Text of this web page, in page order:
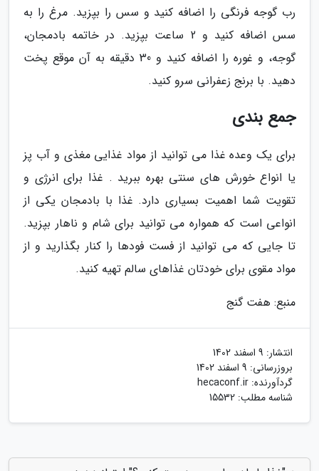
رب گوجه فرنگی را اضافه کنید و سس را بپزید. مرغ را به
سس اضافه کنید و 2 ساعت بپزید. در خاتمه بادمجان،
گوجه، و غوره را اضافه کنید و 30 دقیقه به آن موقع پخت
دهید. با برنج زعفرانی سرو کنید.
جمع بندی
برای یک وعده غذا می توانید از مواد غذایی مغذی و آب پز
یا انواع خورش های سنتی بهره ببرید . غذا برای انرژی و
تقویت شما اهمیت بسیاری دارد. غذا با بادمجان یکی از
انواعی است که همواره می توانید برای شام و ناهار بپزید.
تا جایی که می توانید از فست فودها را کنار بگذارید و از
مواد مقوی برای خودتان غذاهای سالم تهیه کنید.
منبع: هفت گنج
انتشار: 9 اسفند 1402
بروزرسانی: 9 اسفند 1402
گردآورنده: hecaconf.ir
شناسه مطلب: 15532